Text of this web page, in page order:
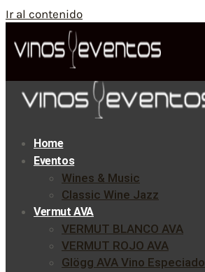
Ir al contenido
Home
Eventos
Wines & Music
Classic Wine Jazz
Vermut AVA
VERMUT BLANCO AVA
VERMUT ROJO AVA
Glögg AVA Vino Especiado